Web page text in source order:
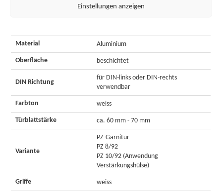
Einstellungen anzeigen
PZ-Garnitur
Material Aluminium
Oberfläche beschichtet
DIN Richtung
für DIN-links oder DIN-rechts
verwendbar
Farbton weiss
Türblattstärke ca. 60 mm - 70 mm
Variante
PZ-Garnitur
PZ 8/92
PZ 10/92 (Anwendung
Verstärkungshülse)
Griffe weiss